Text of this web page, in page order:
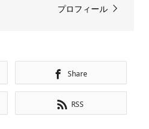
プロフィール
Share
RSS